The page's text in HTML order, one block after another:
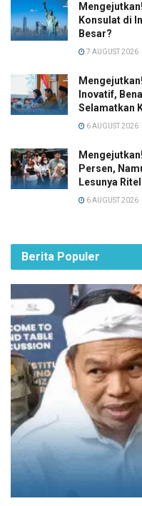
Konsulat di
Besar?
7 AUGUST 2026
Inovatif,
Selamatkan
6 AUGUST 2026
Persen,
Lesunya
6 AUGUST 2026
Berita Populer